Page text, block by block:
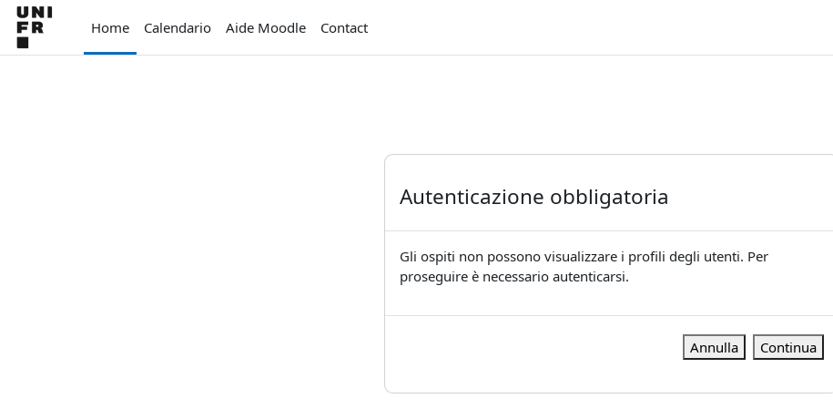
Vai al contenuto principale
Home
Calendario Aide Moodle Contact
Autenticazione obbligatoria
Gli ospiti non possono visualizzare i profili degli utenti. Per
proseguire è necessario autenticarsi.
Annulla Continua